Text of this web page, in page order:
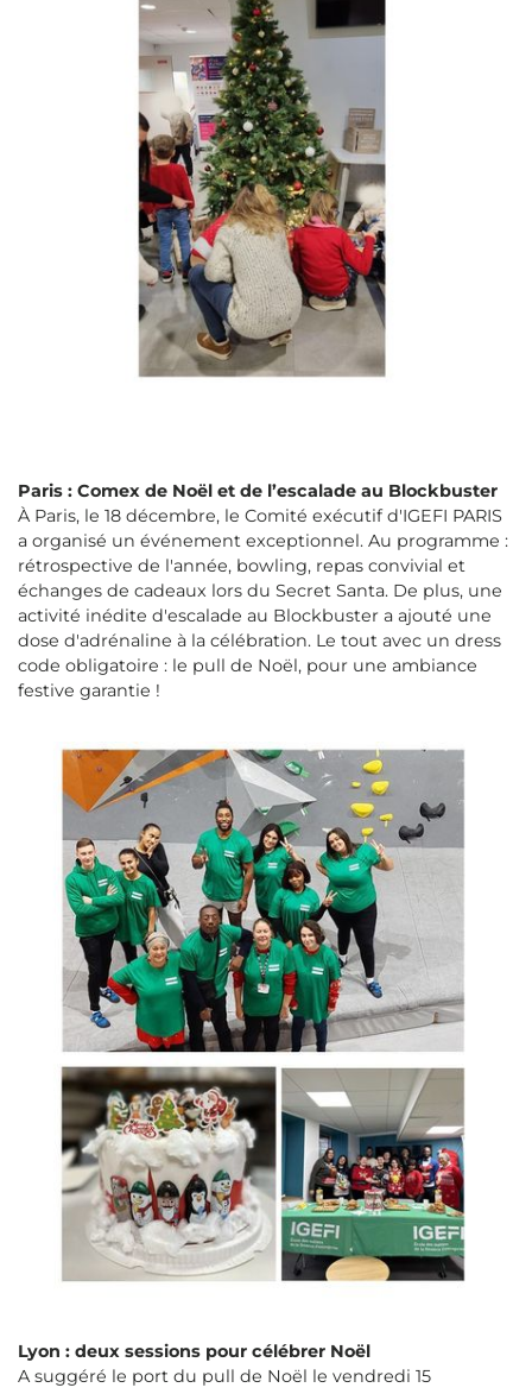
Paris : Comex de Noël et de l’escalade au Blockbuster
À Paris, le 18 décembre, le Comité exécutif d'IGEFI PARIS
a organisé un événement exceptionnel. Au programme :
rétrospective de l'année, bowling, repas convivial et
échanges de cadeaux lors du Secret Santa. De plus, une
activité inédite d'escalade au Blockbuster a ajouté une
dose d'adrénaline à la célébration. Le tout avec un dress
code obligatoire : le pull de Noël, pour une ambiance
festive garantie !
Lyon : deux sessions pour célébrer Noël
A suggéré le port du pull de Noël le vendredi 15